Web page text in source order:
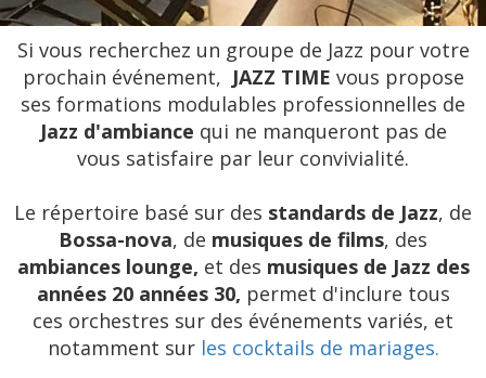
Si vous recherchez un groupe de Jazz pour votre
prochain événement, JAZZ TIME vous propose
ses formations modulables professionnelles de
Jazz d'ambiance qui ne manqueront pas de
vous satisfaire par leur convivialité.
Le répertoire basé sur des standards de Jazz, de
Bossa-nova, de musiques de films, des
ambiances lounge, et des musiques de Jazz des
années 20 années 30, permet d'inclure tous
ces orchestres sur des événements variés, et
notamment sur les cocktails de mariages.